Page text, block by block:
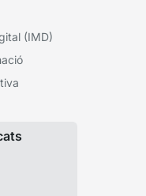
(IMD)